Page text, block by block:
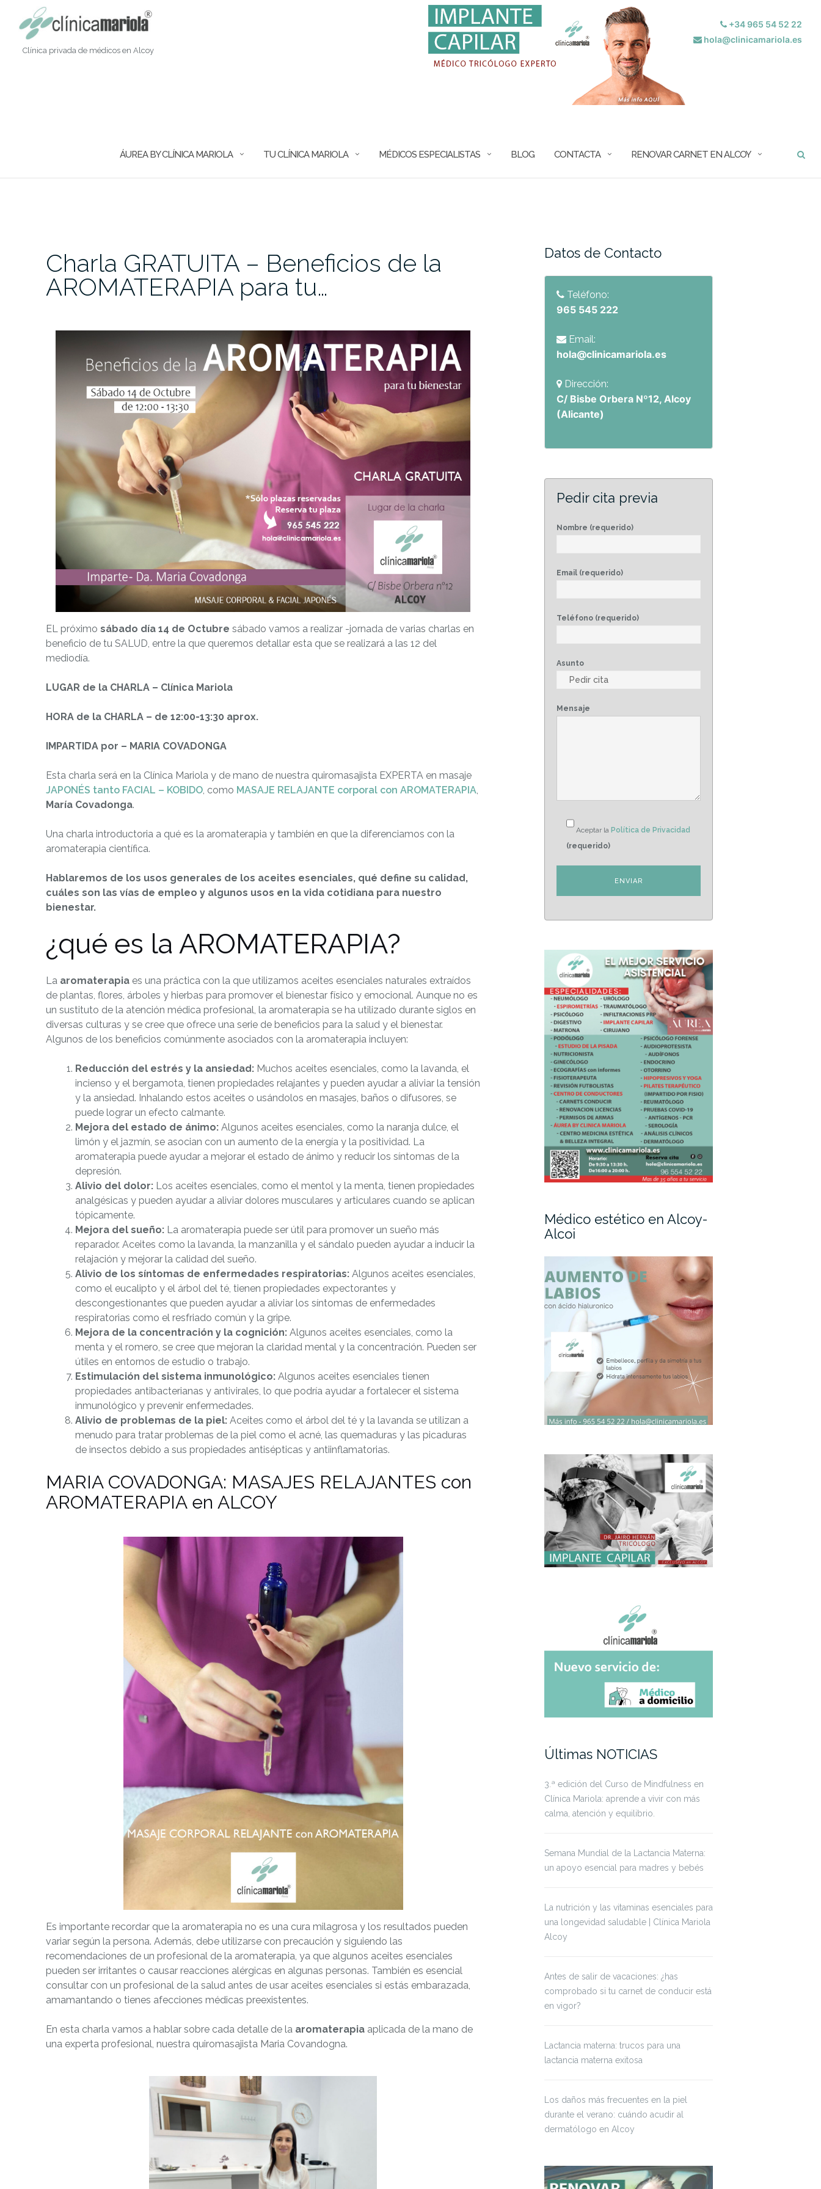
contenido
Clínica privada de médicos en Alcoy
+34 965 54 52 22
hola@clinicamariola.es
ÁUREA BY CLÍNICA MARIOLA TU CLÍNICA MARIOLA MÉDICOS ESPECIALISTAS BLOG CONTACTA RENOVAR CARNET EN ALCOY
Charla GRATUITA – Beneficios de la
AROMATERAPIA para tu…
EL próximo sábado día 14 de Octubre sábado vamos a realizar -jornada de varias charlas en
beneficio de tu SALUD, entre la que queremos detallar esta que se realizará a las 12 del
mediodía.
LUGAR de la CHARLA – Clínica Mariola
HORA de la CHARLA – de 12:00-13:30 aprox.
IMPARTIDA por – MARIA COVADONGA
Esta charla será en la Clínica Mariola y de mano de nuestra quiromasajista EXPERTA en masaje
JAPONÉS tanto FACIAL – KOBIDO, como MASAJE RELAJANTE corporal con AROMATERAPIA,
María Covadonga.
Una charla introductoria a qué es la aromaterapia y también en que la diferenciamos con la
aromaterapia científica.
Hablaremos de los usos generales de los aceites esenciales, qué define su calidad,
cuáles son las vías de empleo y algunos usos en la vida cotidiana para nuestro
bienestar.
¿qué es la AROMATERAPIA?
La aromaterapia es una práctica con la que utilizamos aceites esenciales naturales extraídos
de plantas, flores, árboles y hierbas para promover el bienestar físico y emocional. Aunque no es
un sustituto de la atención médica profesional, la aromaterapia se ha utilizado durante siglos en
diversas culturas y se cree que ofrece una serie de beneficios para la salud y el bienestar.
Algunos de los beneficios comúnmente asociados con la aromaterapia incluyen:
Reducción del estrés y la ansiedad: Muchos aceites esenciales, como la lavanda, el
incienso y el bergamota, tienen propiedades relajantes y pueden ayudar a aliviar la tensión
y la ansiedad. Inhalando estos aceites o usándolos en masajes, baños o difusores, se
puede lograr un efecto calmante.
Mejora del estado de ánimo: Algunos aceites esenciales, como la naranja dulce, el
limón y el jazmín, se asocian con un aumento de la energía y la positividad. La
aromaterapia puede ayudar a mejorar el estado de ánimo y reducir los síntomas de la
depresión.
Alivio del dolor: Los aceites esenciales, como el mentol y la menta, tienen propiedades
analgésicas y pueden ayudar a aliviar dolores musculares y articulares cuando se aplican
tópicamente.
Mejora del sueño: La aromaterapia puede ser útil para promover un sueño más
reparador. Aceites como la lavanda, la manzanilla y el sándalo pueden ayudar a inducir la
relajación y mejorar la calidad del sueño.
Alivio de los síntomas de enfermedades respiratorias: Algunos aceites esenciales,
como el eucalipto y el árbol del té, tienen propiedades expectorantes y
descongestionantes que pueden ayudar a aliviar los síntomas de enfermedades
respiratorias como el resfriado común y la gripe.
Mejora de la concentración y la cognición: Algunos aceites esenciales, como la
menta y el romero, se cree que mejoran la claridad mental y la concentración. Pueden ser
útiles en entornos de estudio o trabajo.
Estimulación del sistema inmunológico: Algunos aceites esenciales tienen
propiedades antibacterianas y antivirales, lo que podría ayudar a fortalecer el sistema
inmunológico y prevenir enfermedades.
Alivio de problemas de la piel: Aceites como el árbol del té y la lavanda se utilizan a
menudo para tratar problemas de la piel como el acné, las quemaduras y las picaduras
de insectos debido a sus propiedades antisépticas y antiinflamatorias.
MARIA COVADONGA: MASAJES RELAJANTES con
AROMATERAPIA en ALCOY
Es importante recordar que la aromaterapia no es una cura milagrosa y los resultados pueden
variar según la persona. Además, debe utilizarse con precaución y siguiendo las
recomendaciones de un profesional de la aromaterapia, ya que algunos aceites esenciales
pueden ser irritantes o causar reacciones alérgicas en algunas personas. También es esencial
consultar con un profesional de la salud antes de usar aceites esenciales si estás embarazada,
amamantando o tienes afecciones médicas preexistentes.
En esta charla vamos a hablar sobre cada detalle de la aromaterapia aplicada de la mano de
una experta profesional, nuestra quiromasajista Maria Covandogna.
Datos de Contacto
Teléfono:
965 545 222
Email:
hola@clinicamariola.es
Dirección:
C/ Bisbe Orbera Nº12, Alcoy
(Alicante)
Pedir cita previa
Nombre (requerido)
Email (requerido)
Teléfono (requerido)
Asunto
Mensaje
Aceptar la Política de Privacidad
(requerido)
Médico estético en Alcoy-
Alcoi
Últimas NOTICIAS
3.ª edición del Curso de Mindfulness en
Clínica Mariola: aprende a vivir con más
calma, atención y equilibrio.
Semana Mundial de la Lactancia Materna:
un apoyo esencial para madres y bebés
La nutrición y las vitaminas esenciales para
una longevidad saludable | Clínica Mariola
Alcoy
Antes de salir de vacaciones: ¿has
comprobado si tu carnet de conducir está
en vigor?
Lactancia materna: trucos para una
lactancia materna exitosa
Los daños más frecuentes en la piel
durante el verano: cuándo acudir al
dermatólogo en Alcoy